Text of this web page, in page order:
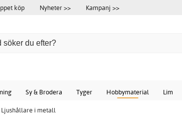
köp Nyheter >> Kampanj >>
Sy & Brodera Tyger Hobbymaterial Lim
Ljushållare i metall